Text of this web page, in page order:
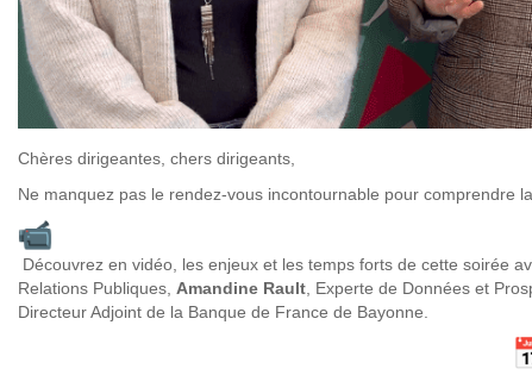
Chères dirigeantes, chers dirigeants,
Ne manquez pas le rendez-vous incontournable pour comprendre
Découvrez en vidéo, les enjeux et les temps forts de cette soirée
Relations Publiques, Amandine Rault , Experte de Données et
Directeur Adjoint de la Banque de France de Bayonne.